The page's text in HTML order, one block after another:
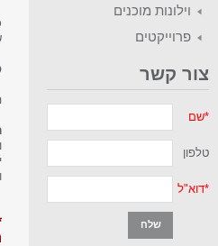
וילונות מוכנים
פרוייקטים
צור קשר
*שם
טלפון
*דוא"ל